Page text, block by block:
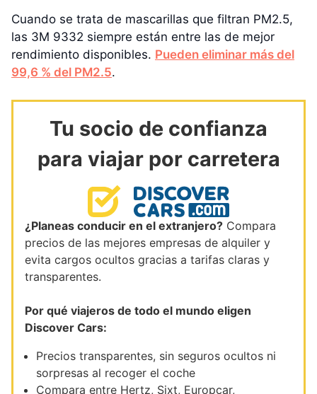
Cuando se trata de mascarillas que filtran PM2.5,
las 3M 9332 siempre están entre las de mejor
rendimiento disponibles. Pueden eliminar más del
99,6 % del PM2.5.
Tu socio de confianza
para viajar por carretera
¿Planeas conducir en el extranjero? Compara
precios de las mejores empresas de alquiler y
evita cargos ocultos gracias a tarifas claras y
transparentes.
Por qué viajeros de todo el mundo eligen
Discover Cars:
Precios transparentes, sin seguros ocultos ni
sorpresas al recoger el coche
Compara entre Hertz, Sixt, Europcar,